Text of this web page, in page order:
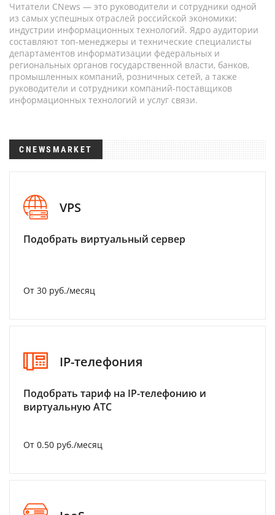
Читатели CNews — это руководители и сотрудники одной
из самых успешных отраслей российской экономики:
индустрии информационных технологий. Ядро аудитории
составляют топ-менеджеры и технические специалисты
департаментов информатизации федеральных и
региональных органов государственной власти, банков,
промышленных компаний, розничных сетей, а также
руководители и сотрудники компаний-поставщиков
информационных технологий и услуг связи.
CNEWSMARKET
VPS
Подобрать виртуальный сервер
От 30 руб./месяц
IP-телефония
Подобрать тариф на IP-телефонию и
виртуальную АТС
От 0.50 руб./месяц